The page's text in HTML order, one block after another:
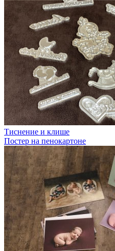
Тиснение и клише
Постер на пенокартоне